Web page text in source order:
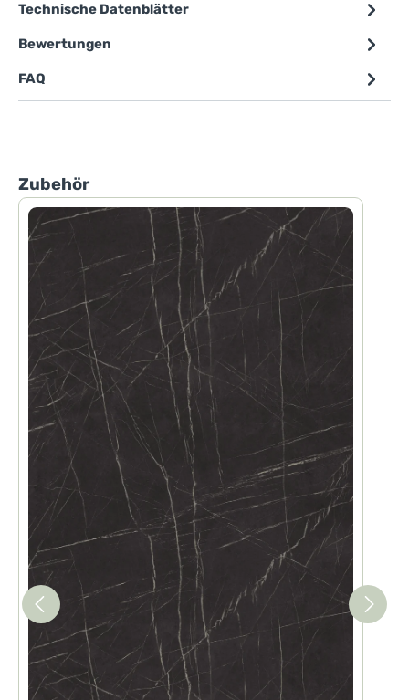
Technische Datenblätter
Bewertungen
FAQ
Produktgalerie überspringen
Zubehör